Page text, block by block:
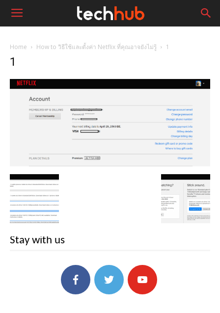
Home How to วิธีใช้และตั้งค่า Netflix ที่คุณอาจยังไม่รู้ 1
1
Stay with us